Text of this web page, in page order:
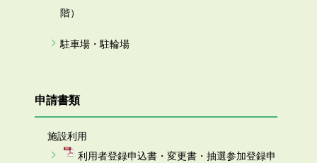
階）
駐車場・駐輪場
申請書類
施設利用
利用者登録申込書・変更書・抽選参加登録申